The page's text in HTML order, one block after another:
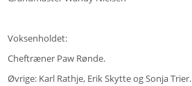
Voksenholdet:
Cheftræner Paw Rønde.
Øvrige: Karl Rathje, Erik Skytte og Sonja Trier.